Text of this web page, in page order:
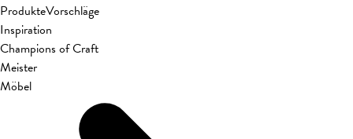
ProdukteVorschläge
Inspiration
Champions of Craft
Meister
Möbel